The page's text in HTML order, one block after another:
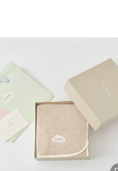
11. 若於 LINE 購物前